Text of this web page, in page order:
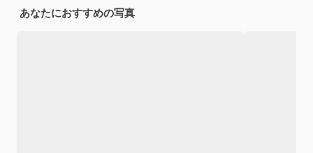
あなたにおすすめの写真